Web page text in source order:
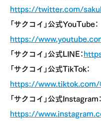
https://twitter.com/
「サクコイ」公式YouTube：
https://
「サクコイ」公式LINE：
「サクコイ」公式TikTok：
https://www.tiktok.com/
「サクコイ」公式Instagram：
https://